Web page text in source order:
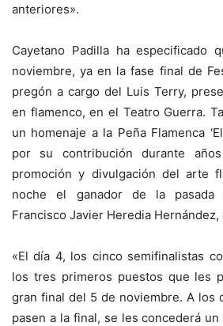
anteriores».
Cayetano Padilla ha especificado
noviembre, ya en la fase final de
pregón a cargo del Luis Terry,
en flamenco, en el Teatro Guerra.
un homenaje a la Peña Flamenca
por su contribución durante
promoción y divulgación del arte
noche el ganador de la pasada
Francisco Javier Heredia Hernández,
«El día 4, los cinco semifinalistas
los tres primeros puestos que les
gran final del 5 de noviembre. A los
pasen a la final, se les concederá